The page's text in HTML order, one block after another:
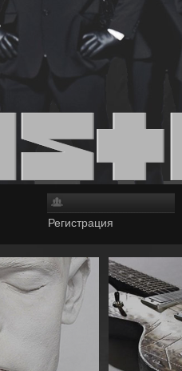
Регистрация